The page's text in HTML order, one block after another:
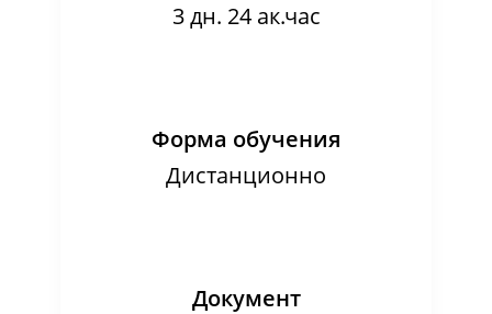
3 дн. 24 ак.час
Форма обучения
Дистанционно
Документ